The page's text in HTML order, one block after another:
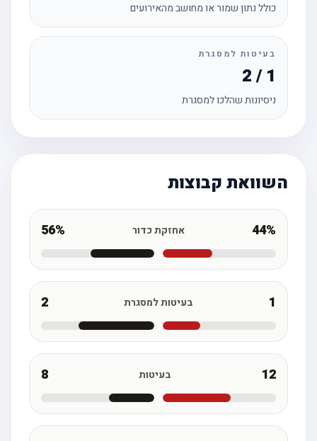
כולל נתון שמור או מחושב מהאירועים
בעיטות למסגרת
2 / 1
ניסיונות שהלכו למסגרת
השוואת קבוצות
44% אחזקת כדור 56%
בעיטות למסגרת
12 בעיטות